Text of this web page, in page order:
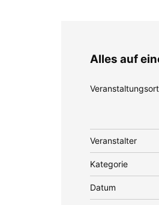
Alles auf
Veranstaltungsort
Veranstalter
Kategorie
Datum